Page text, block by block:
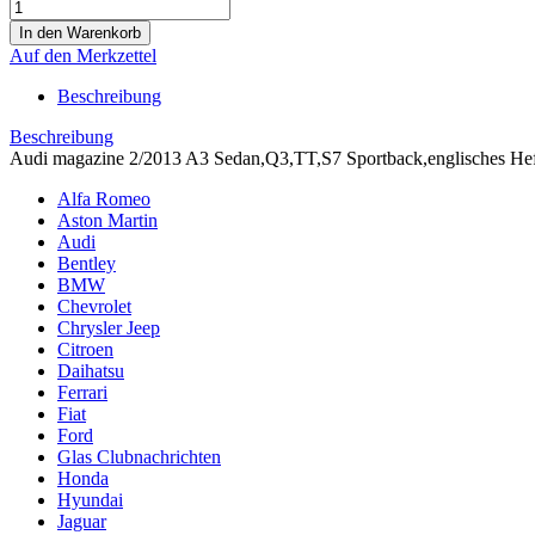
Auf den Merkzettel
Beschreibung
Beschreibung
Audi magazine 2/2013 A3 Sedan,Q3,TT,S7 Sportback,englisches
Alfa Romeo
Aston Martin
Audi
Bentley
BMW
Chevrolet
Chrysler Jeep
Citroen
Daihatsu
Ferrari
Fiat
Ford
Glas Clubnachrichten
Honda
Hyundai
Jaguar